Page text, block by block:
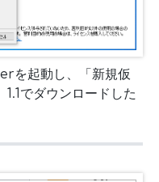
起動し、「新規仮
でダウンロードした